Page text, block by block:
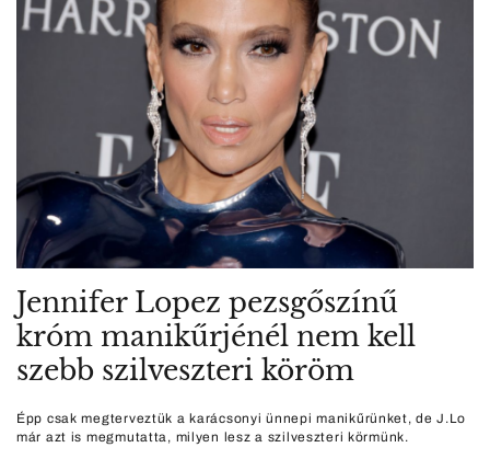
Jennifer Lopez pezsgőszínű
króm manikűrjénél nem kell
szebb szilveszteri köröm
Épp csak megterveztük a karácsonyi ünnepi manikűrünket, de J.Lo
már azt is megmutatta, milyen lesz a szilveszteri körmünk.